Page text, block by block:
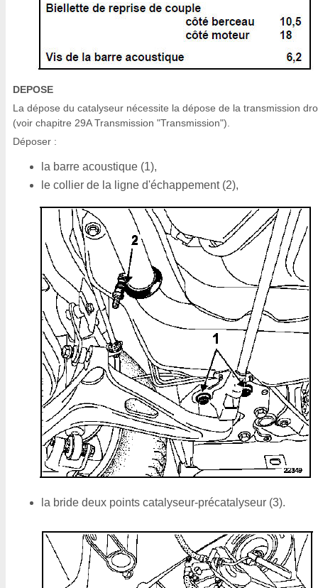
DEPOSE
La dépose du catalyseur nécessite la dépose de la transmission
(voir chapitre 29A Transmission "Transmission").
Déposer :
la barre acoustique (1),
le collier de la ligne d'échappement (2),
la bride deux points catalyseur-précatalyseur (3).